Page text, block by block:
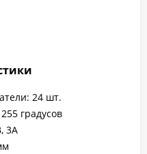
24 шт.
градусов
3А